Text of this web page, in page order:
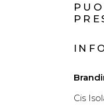
Cis